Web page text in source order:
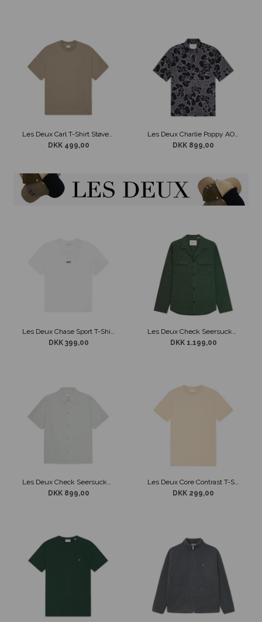
Les Deux Carl T-Shirt Støvet Grøn
DKK 499,00
Les Deux Charlie Poppy AOP Skjorte Sort
DKK 899,00
Les Deux Chase Sport T-Shirt Hvid
DKK 399,00
Les Deux Check Seersucker Overshirt Mørke Grøn
DKK 1.199,00
Les Deux Check Seersucker Skjorte S/S Hvid
DKK 899,00
Les Deux Core Contrast T-Shirt Lys Sand
DKK 299,00